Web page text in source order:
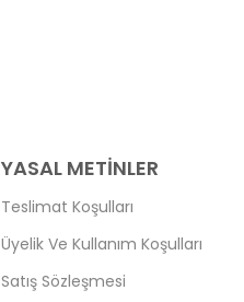
YASAL METİNLER
Teslimat Koşulları
Üyelik Ve Kullanım Koşulları
Satış Sözleşmesi